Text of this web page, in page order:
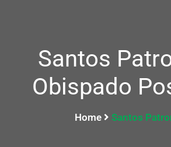
Santos
Obispado
Home Santos